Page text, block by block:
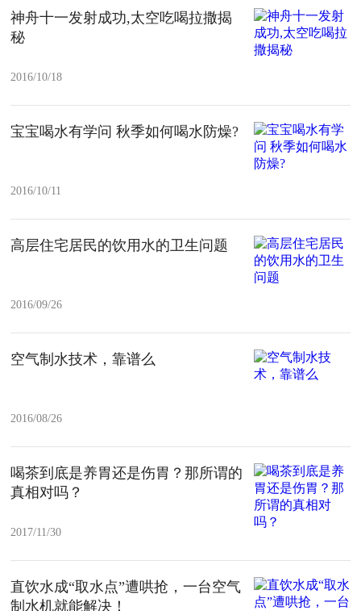
神舟十一发射成功,太空吃喝拉撒揭
秘
2016/10/18
宝宝喝水有学问 秋季如何喝水防燥?
2016/10/11
高层住宅居民的饮用水的卫生问题
2016/09/26
空气制水技术，靠谱么
2016/08/26
喝茶到底是养胃还是伤胃？那所谓的
真相对吗？
2017/11/30
直饮水成“取水点”遭哄抢，一台空气
制水机就能解决！